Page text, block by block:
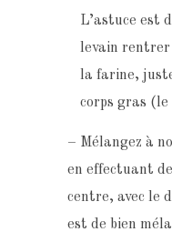
L’astuce est
levain rentrer
la farine,
corps gras
– Mélangez à
en effectuant
centre, avec le
est de bien